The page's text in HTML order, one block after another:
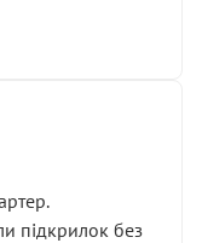
підкрилок без